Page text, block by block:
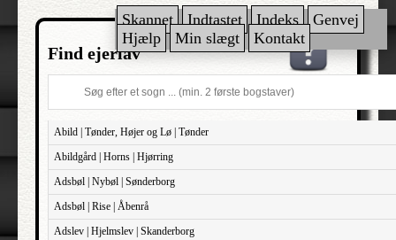
Skannet Indtastet Indeks
Genvej
Hjælp
Min slægt Kontakt
Find ejerlav
Abild | Tønder, Højer og Lø | Tønder
Abildgård | Horns | Hjørring
Adsbøl | Nybøl | Sønderborg
Adsbøl | Rise | Åbenrå
Adslev | Hjelmslev | Skanderborg